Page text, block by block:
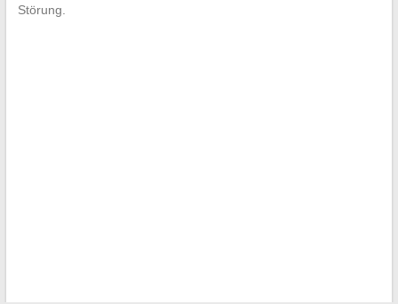
Störung.